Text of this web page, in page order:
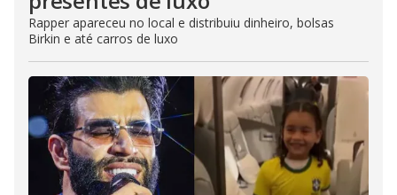
Rapper apareceu no local e distribuiu dinheiro, bolsas
Birkin e até carros de luxo